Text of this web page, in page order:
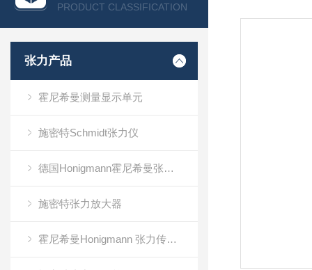
PRODUCT CLASSIFICATION
张力产品
霍尼希曼测量显示单元
施密特Schmidt张力仪
德国Honigmann霍尼希曼张力仪
施密特张力放大器
霍尼希曼Honigmann 张力传感器RFS系列